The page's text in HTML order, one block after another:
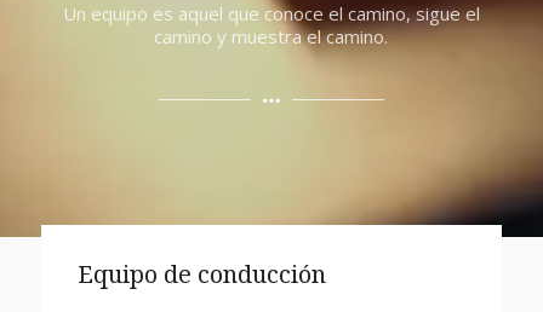
Un equipo es aquel que conoce el camino, sigue el
camino y muestra el camino.
Equipo de conducción